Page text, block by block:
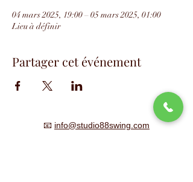
04 mars 2025, 19:00 – 05 mars 2025, 01:00
Lieu à définir
Partager cet événement
📧 info@studio88swing.com